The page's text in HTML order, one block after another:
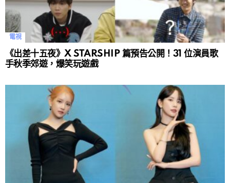
電視
《出差十五夜》X STARSHIP 篇預告公開！31 位演員歌
手秋季郊遊，爆笑玩遊戲